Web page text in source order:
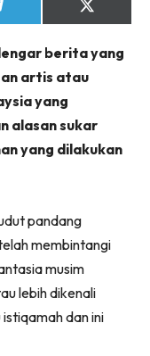
Share
on
(Twitter)
berita yang
artis atau
yang
alasan sukar
yang dilakukan
pandang
membintangi
musim
lebih dikenali
dan ini